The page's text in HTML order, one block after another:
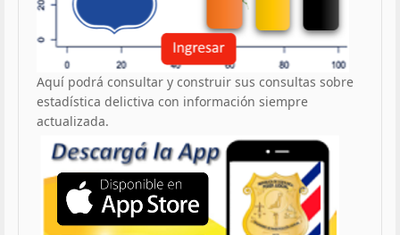
Aquí podrá consultar y construir sus consultas sobre
estadística delictiva con información siempre
actualizada.